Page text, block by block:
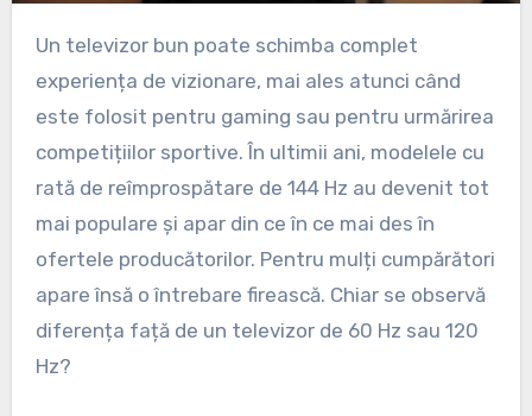
Un televizor bun poate schimba complet
experiența de vizionare, mai ales atunci când
este folosit pentru gaming sau pentru urmărirea
competițiilor sportive. În ultimii ani, modelele cu
rată de reîmprospătare de 144 Hz au devenit tot
mai populare și apar din ce în ce mai des în
ofertele producătorilor. Pentru mulți cumpărători
apare însă o întrebare firească. Chiar se observă
diferența față de un televizor de 60 Hz sau 120
Hz?